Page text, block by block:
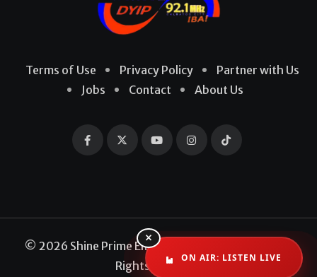
Terms of Use Privacy Policy
Partner with Us
Jobs
Contact About Us
© 2026 Shine Prime Entertainment Production. All
Rights Reserved
×
ON AIR: LISTEN LIVE